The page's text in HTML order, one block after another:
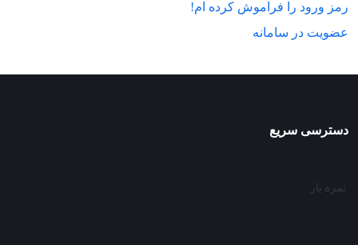
رمز ورود را فراموش کرده ام!
عضویت در سامانه
دسترسی سریع
نمره یار